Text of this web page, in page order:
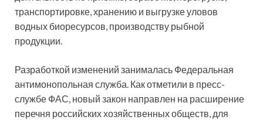
транспортировке, хранению и выгрузке уловов
водных биоресурсов, производству рыбной
продукции.
Разработкой изменений занималась Федеральная
антимонопольная служба. Как отметили в пресс-
службе ФАС, новый закон направлен на расширение
перечня российских хозяйственных обществ, для